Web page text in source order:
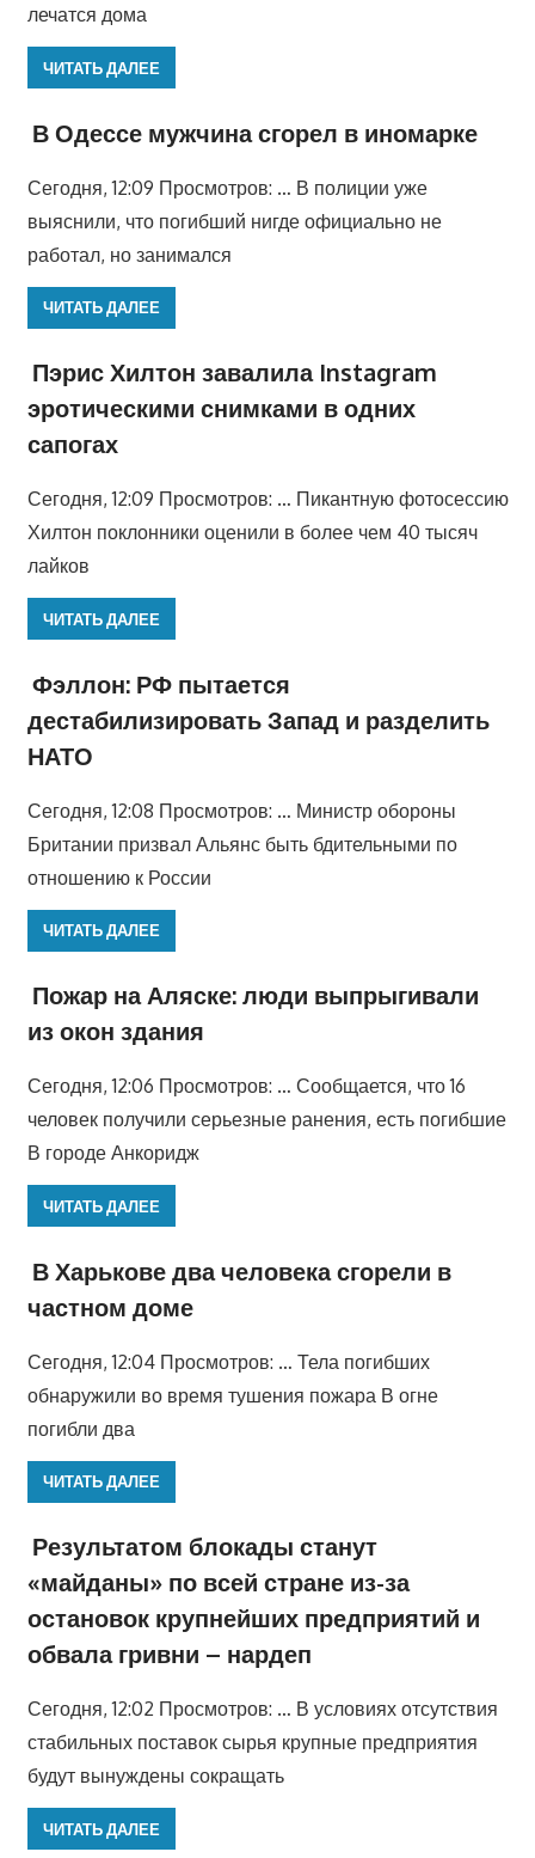
лечатся дома
ЧИТАТЬ ДАЛЕЕ
В Одессе мужчина сгорел в иномарке
Сегодня, 12:09 Просмотров: … В полиции уже
выяснили, что погибший нигде официально не
работал, но занимался
ЧИТАТЬ ДАЛЕЕ
Пэрис Хилтон завалила Instagram
эротическими снимками в одних
сапогах
Сегодня, 12:09 Просмотров: … Пикантную фотосессию
Хилтон поклонники оценили в более чем 40 тысяч
лайков
ЧИТАТЬ ДАЛЕЕ
Фэллон: РФ пытается
дестабилизировать Запад и разделить
НАТО
Сегодня, 12:08 Просмотров: … Министр обороны
Британии призвал Альянс быть бдительными по
отношению к России
ЧИТАТЬ ДАЛЕЕ
Пожар на Аляске: люди выпрыгивали
из окон здания
Сегодня, 12:06 Просмотров: … Сообщается, что 16
человек получили серьезные ранения, есть погибшие
В городе Анкоридж
ЧИТАТЬ ДАЛЕЕ
В Харькове два человека сгорели в
частном доме
Сегодня, 12:04 Просмотров: … Тела погибших
обнаружили во время тушения пожара В огне
погибли два
ЧИТАТЬ ДАЛЕЕ
Результатом блокады станут
«майданы» по всей стране из-за
остановок крупнейших предприятий и
обвала гривни – нардеп
Сегодня, 12:02 Просмотров: … В условиях отсутствия
стабильных поставок сырья крупные предприятия
будут вынуждены сокращать
ЧИТАТЬ ДАЛЕЕ